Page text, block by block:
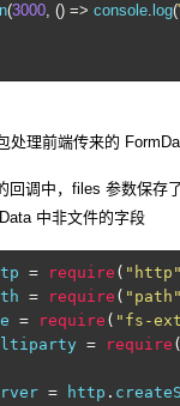
(3000, () => console. log(
处理前端传来的
回调中，files 参数保存
中非文件的字段
= require ( "http"
= require ( "path"
= require ( "fs-
= require (
= http .